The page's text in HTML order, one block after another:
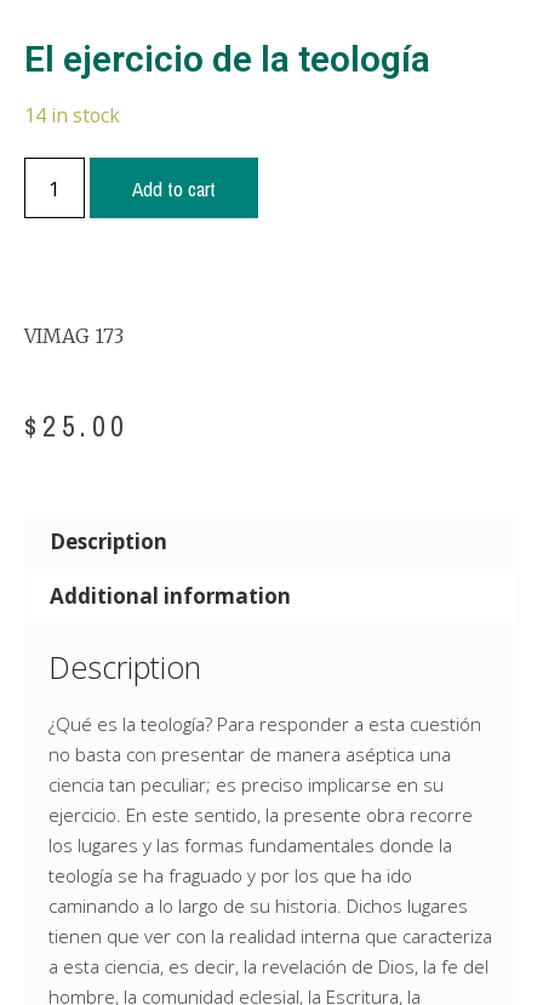
El ejercicio de la teología
14 in stock
Add to cart
VIMAG 173
$ 25.00
Description
Additional information
Description
¿Qué es la teología? Para responder a esta cuestión
no basta con presentar de manera aséptica una
ciencia tan peculiar; es preciso implicarse en su
ejercicio. En este sentido, la presente obra recorre
los lugares y las formas fundamentales donde la
teología se ha fraguado y por los que ha ido
caminando a lo largo de su historia. Dichos lugares
tienen que ver con la realidad interna que caracteriza
a esta ciencia, es decir, la revelación de Dios, la fe del
hombre, la comunidad eclesial, la Escritura, la